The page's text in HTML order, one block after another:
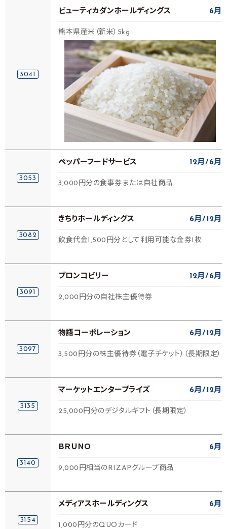
3041
ビューティカダンホールディングス 6月
熊本県産米（新米）5kg
3053
ペッパーフードサービス 12月 6月
3,000円分の食事券または自社商品
3082
きちりホールディングス 6月 12月
飲食代金1,500円分として利用可能な金券1枚
3091
ブロンコビリー 12月 6月
2,000円分の自社株主優待券
3097
物語コーポレーション 6月 12月
3,500円分の株主優待券（電子チケット）（長期限定）
3135
マーケットエンタープライズ 6月 12月
25,000円分のデジタルギフト（長期限定）
3140
ＢＲＵＮＯ 6月
9,000円相当のRIZAPグループ商品
3154
メディアスホールディングス 6月
1,000円分のQUOカード